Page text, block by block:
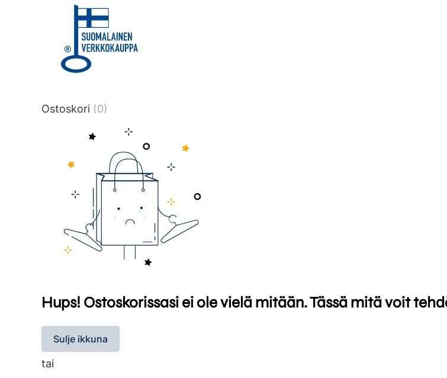
title or content.","post_type":
["product"],"ajax_loader_animation":"ripple","ajax_loader_selector":"#brxe-
tmlmvi","meta_query":
data-original-query-vars="[]" data-page="1" data-max-
Ostoskori (0)
Hups! Ostoskorissasi ei ole vielä mitään. Tässä mitä voit
Sulje ikkuna
tai